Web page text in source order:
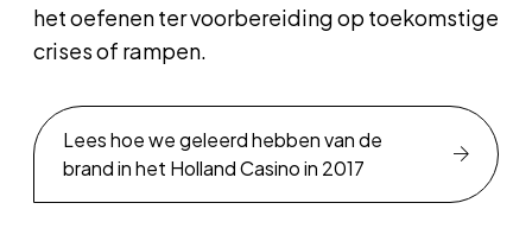
het oefenen ter voorbereiding op toekomstige
crises of rampen.
Lees hoe we geleerd hebben van de
brand in het Holland Casino in 2017